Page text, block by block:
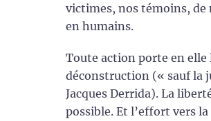
victimes, nos témoins, de
en humains.
Toute action porte en elle
déconstruction (« sauf la
Jacques Derrida). La
possible. Et l’effort vers